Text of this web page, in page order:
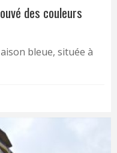
des couleurs
bleue, située à